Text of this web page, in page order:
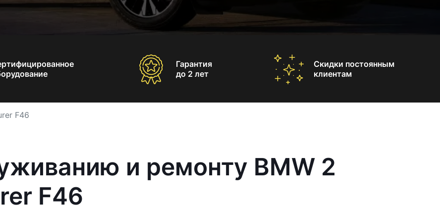
Гарантия
до 2 лет
Скидки постоянным
клиентам
F46
и ремонту BMW 2
F46